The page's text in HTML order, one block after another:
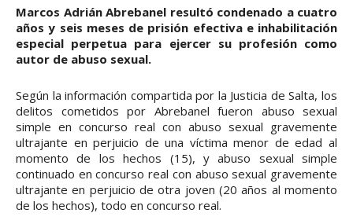
Marcos Adrián Abrebanel resultó condenado a cuatro
años y seis meses de prisión efectiva e inhabilitación
especial perpetua para ejercer su profesión como
autor de abuso sexual.
Según la información compartida por la Justicia de Salta, los
delitos cometidos por Abrebanel fueron abuso sexual
simple en concurso real con abuso sexual gravemente
ultrajante en perjuicio de una víctima menor de edad al
momento de los hechos (15), y abuso sexual simple
continuado en concurso real con abuso sexual gravemente
ultrajante en perjuicio de otra joven (20 años al momento
de los hechos), todo en concurso real.